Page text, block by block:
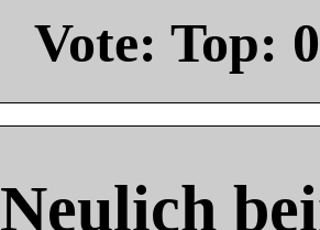
Vote: Top: 0
Neulich